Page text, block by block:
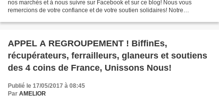
nos marchés et à nous suivre sur Facebook et sur ce blog! Nous vous
remercions de votre confiance et de votre soutien solidaires! Notre
APPEL A REGROUPEMENT ! BiffinEs,
récupérateurs, ferrailleurs, glaneurs et soutiens
des 4 coins de France, Unissons Nous!
Publié le 17/05/2017 à 08:45
Par AMELIOR